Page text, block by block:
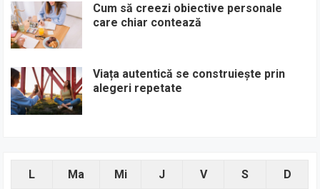
Cum să creezi obiective personale
care chiar contează
Viața autentică se construiește prin
alegeri repetate
L Ma Mi J V S D